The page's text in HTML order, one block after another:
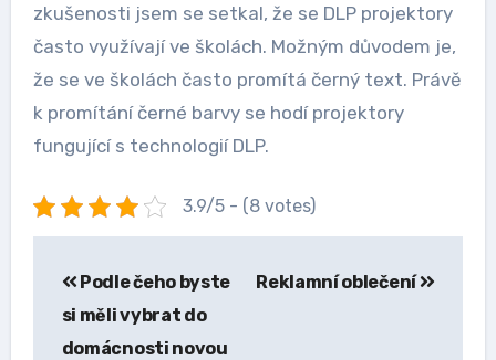
zkušenosti jsem se setkal, že se DLP projektory
často využívají ve školách. Možným důvodem je,
že se ve školách často promítá černý text. Právě
k promítání černé barvy se hodí projektory
fungující s technologií DLP.
3.9/5 - (8 votes)
pro
příspěvek
Podle čeho byste
si měli vybrat do
domácnosti novou
Reklamní oblečení